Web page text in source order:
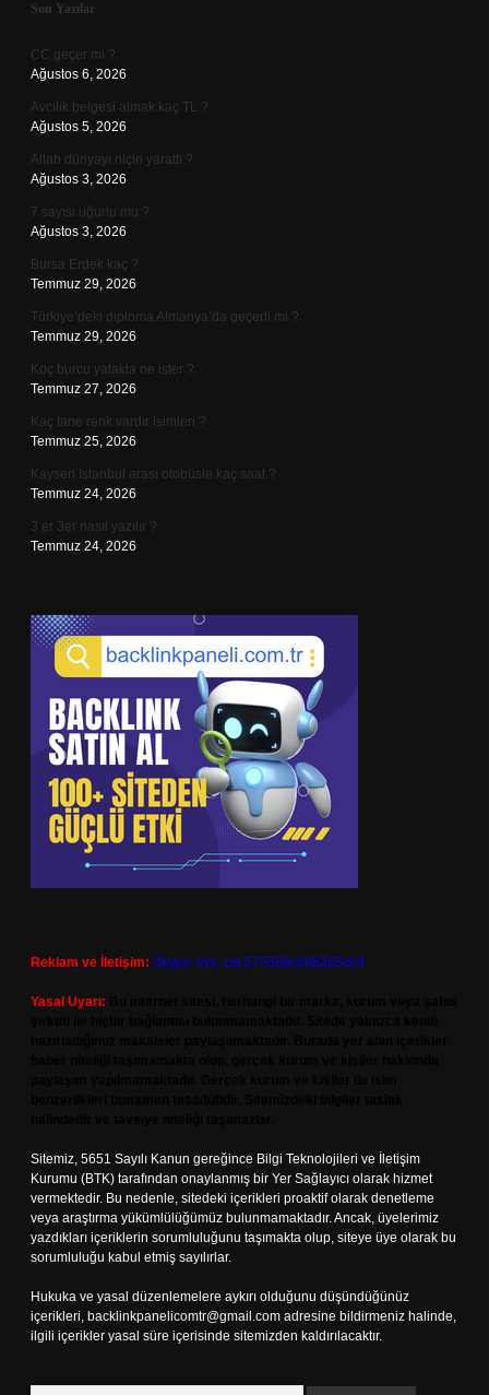
Sidebar
Son Yazılar
CC geçer mi ?
Ağustos 6, 2026
Avcılık belgesi almak kaç TL ?
Ağustos 5, 2026
Allah dünyayı niçin yarattı ?
Ağustos 3, 2026
7 sayısı uğurlu mu ?
Ağustos 3, 2026
Bursa Erdek kaç ?
Temmuz 29, 2026
Türkiye’deki diploma Almanya’da geçerli mi ?
Temmuz 29, 2026
Koç burcu yatakta ne ister ?
Temmuz 27, 2026
Kaç tane renk vardır isimleri ?
Temmuz 25, 2026
Kayseri İstanbul arası otobüsle kaç saat ?
Temmuz 24, 2026
3 er 3er nasıl yazılır ?
Temmuz 24, 2026
Reklam ve İletişim: Skype: live:.cid.575569c608265c69
Yasal Uyarı:
Sitemiz, 5651 Sayılı Kanun gereğince Bilgi Teknolojileri ve İletişim
Kurumu (BTK) tarafından onaylanmış bir Yer Sağlayıcı olarak hizmet
vermektedir. Bu nedenle, sitedeki içerikleri proaktif olarak denetleme
veya araştırma yükümlülüğümüz bulunmamaktadır. Ancak, üyelerimiz
yazdıkları içeriklerin sorumluluğunu taşımakta olup, siteye üye olarak bu
sorumluluğu kabul etmiş sayılırlar.
Hukuka ve yasal düzenlemelere aykırı olduğunu düşündüğünüz
içerikleri, backlinkpanelicomtr@gmail.com adresine bildirmeniz halinde,
ilgili içerikler yasal süre içerisinde sitemizden kaldırılacaktır.